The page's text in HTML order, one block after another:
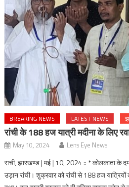
BREAKING NEWS LATEST NEWS
रांची के 188 हज यात्री मदीना के लिए
May 10, 2024 Lens Eye News
राची, झारखण्ड | मई | 10, 2024 :: * कोलकाता के
उड़ान रांची। शुक्रवार को रांची से 188 हज यात्रियों